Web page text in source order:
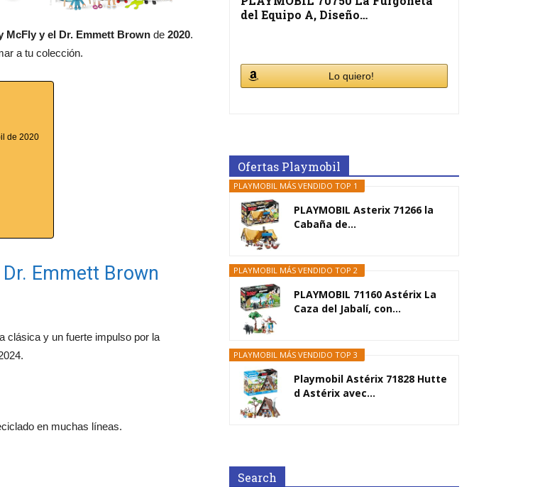
McFly y el Dr. Emmett Brown de 2020.
a tu colección.
de 2020
Emmett Brown
clásica y un fuerte impulso por la
en muchas líneas.
del Equipo A, Diseño…
Lo quiero!
Ofertas Playmobil
PLAYMOBIL MÁS VENDIDO TOP 1
PLAYMOBIL Asterix 71266 la
Cabaña de...
PLAYMOBIL MÁS VENDIDO TOP 2
PLAYMOBIL 71160 Astérix La
Caza del Jabalí, con...
PLAYMOBIL MÁS VENDIDO TOP 3
Playmobil Astérix 71828 Hutte
d Astérix avec...
Search